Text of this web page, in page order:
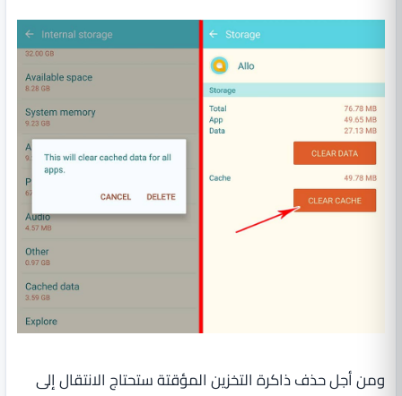
ومن أجل حذف ذاكرة التخزين المؤقتة ستحتاج الانتقال إلى